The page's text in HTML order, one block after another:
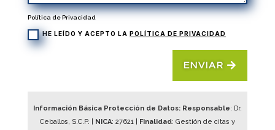
Política de Privacidad
HE LEÍDO Y ACEPTO LA POLÍTICA DE PRIVACIDAD
ENVIAR
Información Básica Protección de Datos: Responsable: Dr.
Ceballos, S.C.P. |
NICA: 27621| Finalidad: Gestión de citas y